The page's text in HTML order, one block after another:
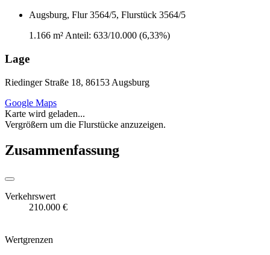
Augsburg, Flur 3564/5, Flurstück 3564/5
1.166 m²Anteil: 633/10.000 (6,33%)
Lage
Riedinger Straße 18, 86153 Augsburg
Google Maps
Karte wird geladen...
Vergrößern um die Flurstücke anzuzeigen.
Zusammenfassung
Verkehrswert
210.000 €
Wertgrenzen